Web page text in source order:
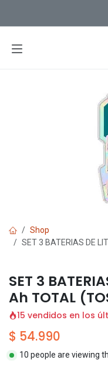
Shop
SET 3 BATERIAS DE
SET 3
Ah TOTAL
15 vendidos en los
$ 54.990
10 people are viewing